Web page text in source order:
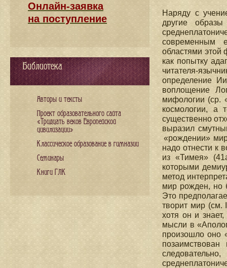
Наряду с
другие
современным
областями
как попытку
читателя-
определение
воплощение
мифологии (ср.
космологии, а
существенно
выразил
«рождении»
надо отнести к
из «Тимея»
которыми
метод
мир рожден, но
Это
творит мир (см.
хотя он и
мысли в
произошло оно
Онлайн-заявка
на поступление
Библиотека
Авторы и тексты
Проект образовательного сайта
«Тридцать веков Европейской
цивилизации»
Классическое образование в гимназии
Семинары
Книги ГЛК